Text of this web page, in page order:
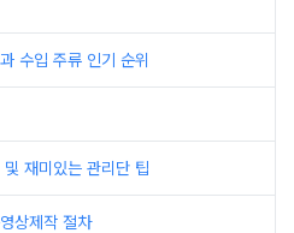
수입 주류 인기 순위
재미있는 관리단 팁
상제작 절차